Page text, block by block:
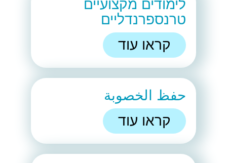
לימודים מקצועיים
טרנספרנדליים
קראו עוד
حفظ الخصوبة
קראו עוד